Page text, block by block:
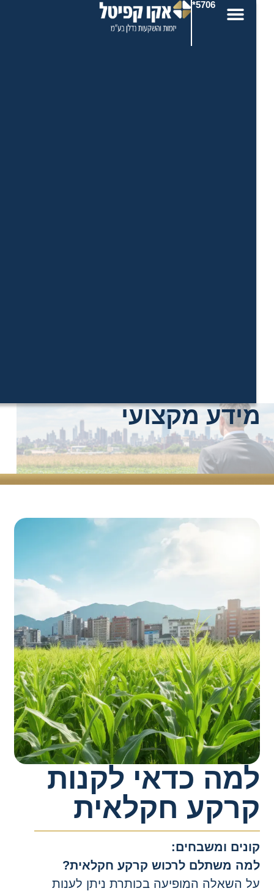
5706*
מקצועי
כדאי לקנות
חקלאית
ומשבחים:
משתלם לרכוש קרקע חקלאית?
השאלה המופיעה בכותרת ניתן לענות